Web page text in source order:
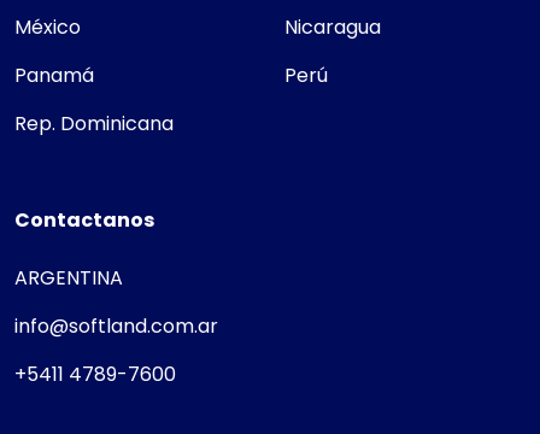
México
Nicaragua
Panamá
Perú
Rep. Dominicana
Contactanos
ARGENTINA
info@softland.com.ar
+5411 4789-7600